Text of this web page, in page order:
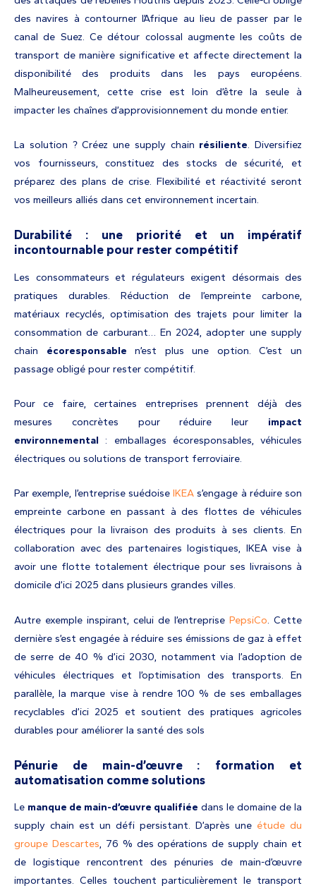
des navires à contourner l’Afrique au lieu de passer par le
canal de Suez. Ce détour colossal augmente les coûts de
transport de manière significative et affecte directement la
disponibilité des produits dans les pays européens.
Malheureusement, cette crise est loin d’être la seule à
impacter les chaînes d’approvisionnement du monde entier.
La solution ? Créez une supply chain résiliente. Diversifiez
vos fournisseurs, constituez des stocks de sécurité, et
préparez des plans de crise. Flexibilité et réactivité seront
vos meilleurs alliés dans cet environnement incertain.
Durabilité : une priorité et un impératif
incontournable pour rester compétitif
Les consommateurs et régulateurs exigent désormais des
pratiques durables. Réduction de l’empreinte carbone,
matériaux recyclés, optimisation des trajets pour limiter la
consommation de carburant… En 2024, adopter une supply
chain écoresponsable n’est plus une option. C’est un
passage obligé pour rester compétitif.
Pour ce faire, certaines entreprises prennent déjà des
mesures concrètes pour réduire leur impact
environnemental : emballages écoresponsables, véhicules
électriques ou solutions de transport ferroviaire.
Par exemple, l’entreprise suédoise IKEA s’engage à réduire son
empreinte carbone en passant à des flottes de véhicules
électriques pour la livraison des produits à ses clients. En
collaboration avec des partenaires logistiques, IKEA vise à
avoir une flotte totalement électrique pour ses livraisons à
domicile d’ici 2025 dans plusieurs grandes villes.
Autre exemple inspirant, celui de l’entreprise PepsiCo . Cette
dernière s’est engagée à réduire ses émissions de gaz à effet
de serre de 40 % d’ici 2030, notamment via l’adoption de
véhicules électriques et l’optimisation des transports. En
parallèle, la marque vise à rendre 100 % de ses emballages
recyclables d’ici 2025 et soutient des pratiques agricoles
durables pour améliorer la santé des sols
Pénurie de main-d’œuvre : formation et
automatisation comme solutions
Le manque de main-d’œuvre qualifiée dans le domaine de la
supply chain est un défi persistant. D’après une étude du
groupe Descartes, 76 % des opérations de supply chain et
de logistique rencontrent des pénuries de main-d’œuvre
importantes. Celles touchent particulièrement le transport